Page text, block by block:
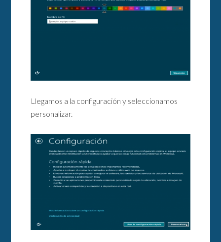
Llegamos a la configuración y seleccionamos
personalizar.